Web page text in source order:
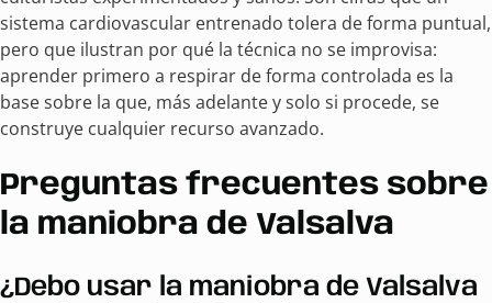
sistema cardiovascular entrenado tolera de forma puntual,
pero que ilustran por qué la técnica no se improvisa:
aprender primero a respirar de forma controlada es la
base sobre la que, más adelante y solo si procede, se
construye cualquier recurso avanzado.
Preguntas frecuentes sobre
la maniobra de Valsalva
¿Debo usar la maniobra de Valsalva